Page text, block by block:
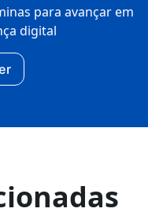
para avançar em
digital